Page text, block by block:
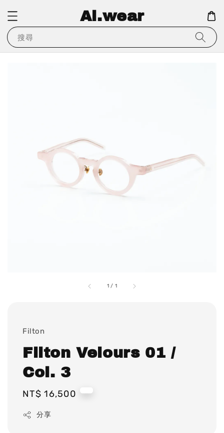
Ai.wear
搜尋
1 / 1
Filton
Filton Velours 01 /
Col. 3
Regular
NT$ 16,500
分享